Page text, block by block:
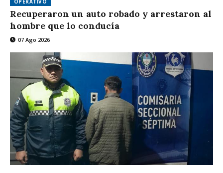
OPERATIVO
Recuperaron un auto robado y arrestaron al
hombre que lo conducía
07 Ago 2026